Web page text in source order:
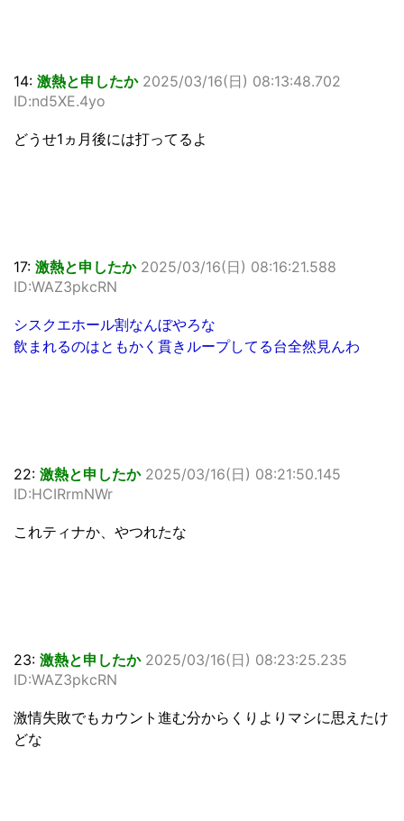
14: 激熱と申したか 2025/03/16(日) 08:13:48.702
ID:nd5XE.4yo
どうせ1ヵ月後には打ってるよ
17: 激熱と申したか 2025/03/16(日) 08:16:21.588
ID:WAZ3pkcRN
シスクエホール割なんぼやろな
飲まれるのはともかく貫きループしてる台全然見んわ
22: 激熱と申したか 2025/03/16(日) 08:21:50.145
ID:HCIRrmNWr
これティナか、やつれたな
23: 激熱と申したか 2025/03/16(日) 08:23:25.235
ID:WAZ3pkcRN
激情失敗でもカウント進む分からくりよりマシに思えたけ
どな